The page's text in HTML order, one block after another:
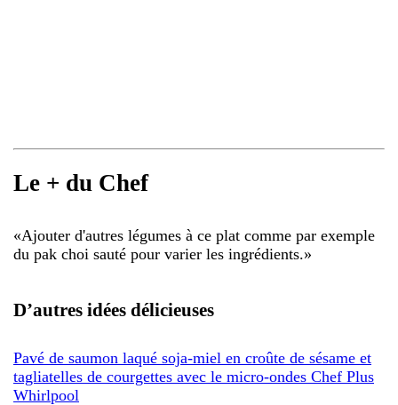
Le + du Chef
«Ajouter d'autres légumes à ce plat comme par exemple
du pak choi sauté pour varier les ingrédients.»
D’autres idées délicieuses
Pavé de saumon laqué soja-miel en croûte de sésame et
tagliatelles de courgettes avec le micro-ondes Chef Plus
Whirlpool